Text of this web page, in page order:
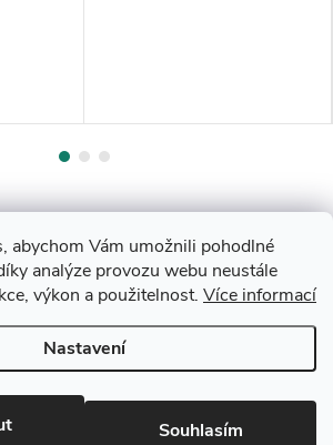
abychom Vám umožnili pohodlné
analýze provozu webu neustále
výkon a použitelnost. Více informací
Nastavení
Souhlasím
Horoměřice. Všechna práva vyhrazena.
nastavení cookies